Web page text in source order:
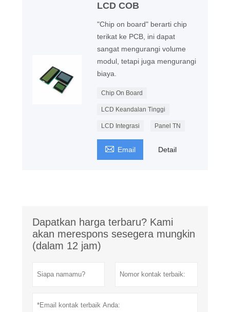
LCD COB
"Chip on board" berarti chip
terikat ke PCB, ini dapat
sangat mengurangi volume
modul, tetapi juga mengurangi
biaya.
Chip On Board
LCD Keandalan Tinggi
LCD Integrasi Panel TN
 Email Detail
Dapatkan harga terbaru? Kami
akan merespons sesegera mungkin
(dalam 12 jam)